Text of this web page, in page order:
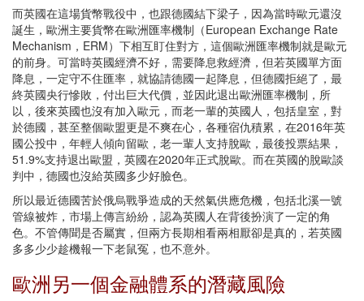
而英國在這場貨幣戰役中，也跟德國結下梁子，因為當時歐元還沒
誕生，歐洲主要貨幣在歐洲匯率機制（European Exchange Rate
Mechanism，ERM）下相互盯住對方，這個歐洲匯率機制就是歐元
的前身。可當時英國經濟不好，需要降息救經濟，但若英國單方面
降息，一定守不住匯率，就協請德國一起降息，但德國拒絕了，最
終英國央行慘敗，付出巨大代價，並因此退出歐洲匯率機制，所
以，後來英國也沒有加入歐元，而老一輩的英國人，包括皇室，對
於德國，甚至整個歐盟更是不爽在心，各種宿仇積累，在2016年英
國公投中，年輕人傾向留歐，老一輩人支持脫歐，最後投票結果，
51.9%支持退出歐盟，英國在2020年正式脫歐。而在英國的脫歐談
判中，德國也沒給英國多少好臉色。
所以最近德國苦於俄烏戰爭造成的天然氣供應危機，包括北溪一號
管線被炸，市場上傳言紛紛，認為英國人在背後扮演了一定的角
色。不管傳聞是否屬實，但兩方長期相看兩相厭卻是真的，若英國
多多少少趁機報一下老鼠冤，也不意外。
歐洲另一個金融體系的潛藏風險